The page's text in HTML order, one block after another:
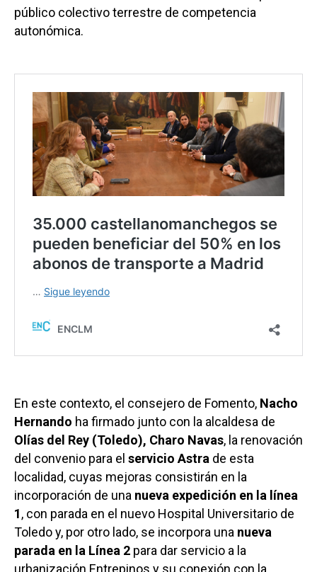
público colectivo terrestre de competencia
autonómica.
En este contexto, el consejero de Fomento, Nacho
Hernando ha firmado junto con la alcaldesa de
Olías del Rey (Toledo), Charo Navas, l a renovación
del convenio para el servicio Astra de esta
localidad, cuyas mejoras consistirán en la
incorporación de una nueva expedición en la línea
1, con parada en el nuevo Hospital Universitario de
Toledo y, por otro lado, se incorpora una nueva
parada en la Línea 2 para dar servicio a la